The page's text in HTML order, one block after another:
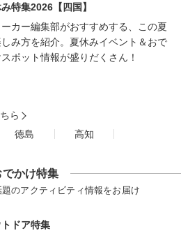
特集2026【四国】
カー編集部がおすすめする、この夏
み方を紹介。夏休みイベント＆おで
ポット情報が盛りだくさん！
ら
徳島 高知
でかけ特集
のアクティビティ情報をお届け
ドア特集